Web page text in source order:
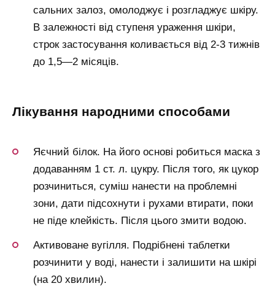
сальних залоз, омолоджує і розгладжує шкіру.
В залежності від ступеня ураження шкіри,
строк застосування коливається від 2-3 тижнів
до 1,5—2 місяців.
лікування народними способами
Яєчний білок. На його основі робиться маска з
додаванням 1 ст. л. цукру. Після того, як цукор
розчиниться, суміш нанести на проблемні
зони, дати підсохнути і рухами втирати, поки
не піде клейкість. Після цього змити водою.
Активоване вугілля. Подрібнені таблетки
розчинити у воді, нанести і залишити на шкірі
(на 20 хвилин).